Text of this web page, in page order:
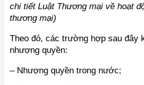
chi tiết Luật Thương mại về hoạt
thương mại)
Theo đó, các trường hợp sau đây
nhượng quyền:
– Nhượng quyền trong nước;